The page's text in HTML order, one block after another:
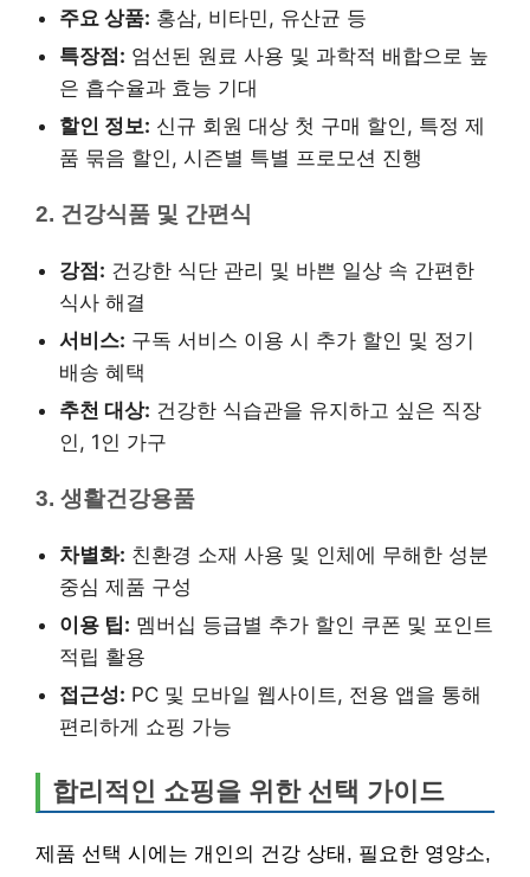
주요 상품: 홍삼, 비타민, 유산균 등
특장점: 엄선된 원료 사용 및 과학적 배합으로 높
은 흡수율과 효능 기대
할인 정보: 신규 회원 대상 첫 구매 할인, 특정 제
품 묶음 할인, 시즌별 특별 프로모션 진행
2. 건강식품 및 간편식
강점: 건강한 식단 관리 및 바쁜 일상 속 간편한
식사 해결
서비스: 구독 서비스 이용 시 추가 할인 및 정기
배송 혜택
추천 대상: 건강한 식습관을 유지하고 싶은 직장
인, 1인 가구
3. 생활건강용품
차별화: 친환경 소재 사용 및 인체에 무해한 성분
중심 제품 구성
이용 팁: 멤버십 등급별 추가 할인 쿠폰 및 포인트
적립 활용
접근성: PC 및 모바일 웹사이트, 전용 앱을 통해
편리하게 쇼핑 가능
합리적인 쇼핑을 위한 선택 가이드
제품 선택 시에는 개인의 건강 상태, 필요한 영양소,